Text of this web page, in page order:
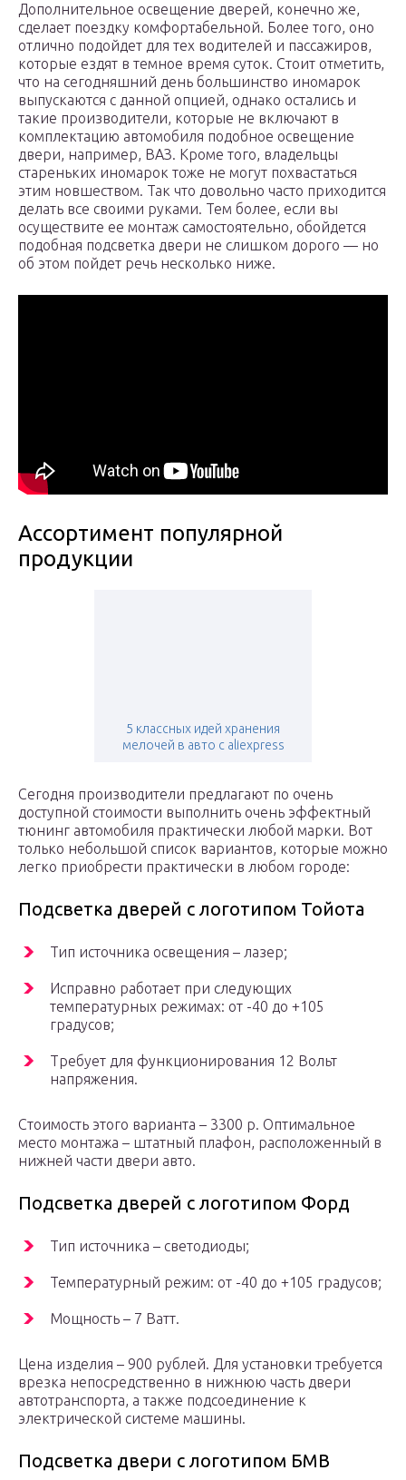
Дополнительное освещение дверей, конечно же,
сделает поездку комфортабельной. Более того, оно
отлично подойдет для тех водителей и пассажиров,
которые ездят в темное время суток. Стоит отметить,
что на сегодняшний день большинство иномарок
выпускаются с данной опцией, однако остались и
такие производители, которые не включают в
комплектацию автомобиля подобное освещение
двери, например, ВАЗ. Кроме того, владельцы
стареньких иномарок тоже не могут похвастаться
этим новшеством. Так что довольно часто приходится
делать все своими руками. Тем более, если вы
осуществите ее монтаж самостоятельно, обойдется
подобная подсветка двери не слишком дорого — но
об этом пойдет речь несколько ниже.
Ассортимент популярной
продукции
5 классных идей хранения
мелочей в авто с aliexpress
Сегодня производители предлагают по очень
доступной стоимости выполнить очень эффектный
тюнинг автомобиля практически любой марки. Вот
только небольшой список вариантов, которые можно
легко приобрести практически в любом городе:
Подсветка дверей с логотипом Тойота
Тип источника освещения – лазер;
Исправно работает при следующих
температурных режимах: от -40 до +105
градусов;
Требует для функционирования 12 Вольт
напряжения.
Стоимость этого варианта – 3300 р. Оптимальное
место монтажа – штатный плафон, расположенный в
нижней части двери авто.
Подсветка дверей с логотипом Форд
Тип источника – светодиоды;
Температурный режим: от -40 до +105 градусов;
Мощность – 7 Ватт.
Цена изделия – 900 рублей. Для установки требуется
врезка непосредственно в нижнюю часть двери
автотранспорта, а также подсоединение к
электрической системе машины.
Подсветка двери с логотипом БМВ